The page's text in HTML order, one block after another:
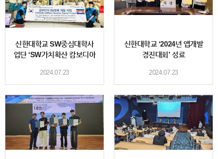
신한대학교 SW중심대학사
업단 ‘SW가치확산 캄보디아
2024.07.23
신한대학교 ‘2024년 앱개발
경진대회’ 성료
2024.07.23